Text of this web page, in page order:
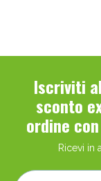
Iscriviti
sconto
ordine
Ricevi in